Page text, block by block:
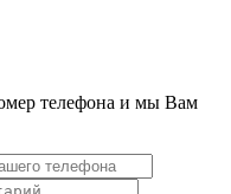
телефона и мы Вам